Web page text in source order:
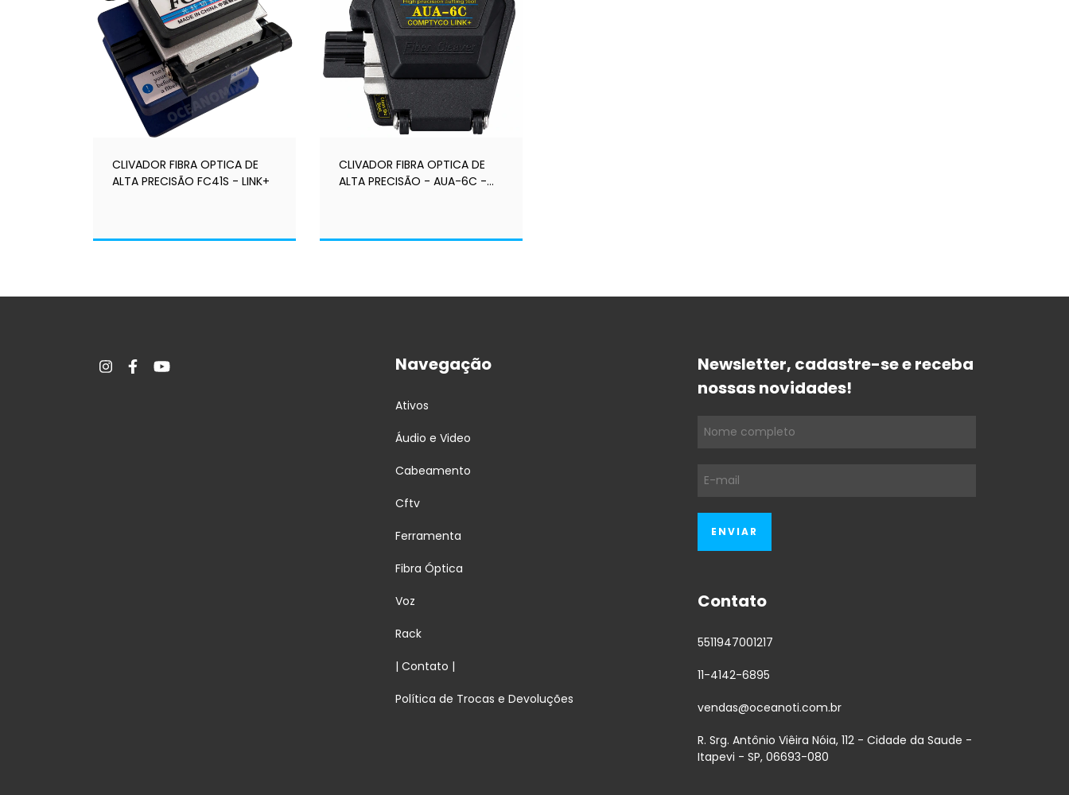
CLIVADOR FIBRA OPTICA DE
ALTA PRECISÃO FC41S - LINK+
CLIVADOR FIBRA OPTICA DE
ALTA PRECISÃO - AUA-6C -
Navegação
Ativos
Áudio e Video
Cabeamento
Cftv
Ferramenta
Fibra Óptica
Voz
Rack
| Contato |
Política de Trocas e Devoluções
Newsletter, cadastre-se e receba
nossas novidades!
Contato
5511947001217
11-4142-6895
vendas@oceanoti.com.br
R. Srg. Antônio Viêira Nóia, 112 - Cidade da Saude -
Itapevi - SP, 06693-080